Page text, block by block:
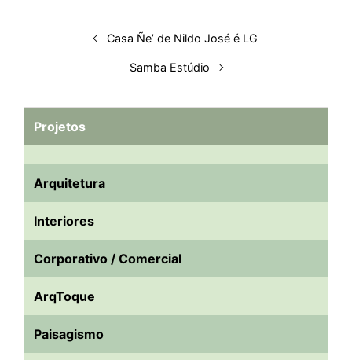
Casa Ñe’ de Nildo José é LG
Samba Estúdio
Projetos
Arquitetura
Interiores
Corporativo / Comercial
ArqToque
Paisagismo